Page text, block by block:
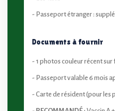
- Passeport étranger :
Documents à fournir
- 1 photos couleur récent sur
- Passeport valable 6 mois
- Carte de résident (pour les